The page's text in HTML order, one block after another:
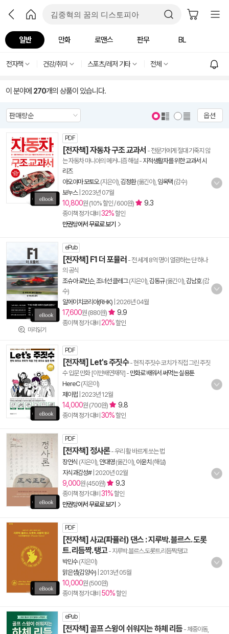
일반 만화 로맨스 판무 BL
전자책 건강/취미 스포츠/레저 기타 전체
이 분야에 270개의 상품이 있습니다.
옵션
PDF
[전자책] 자동차 구조 교과서 - 전문가에게 절대 기죽지 않
는 자동차 마니아의 메커니즘 해설- 지적생활자를 위한 교과서 시
리즈
아오야마 모토오(지은이), 김정환(옮긴이), 임옥택 (감수)
보누스| 2023년 07월
10,800원 (10% 할인 / 600원) 9.3
종이책 정가 대비 32%할인
만권당에서 무료로 보기
미리읽기
ePub
[전자책] F1 더 포뮬러 - 전 세계 8억 명이 열광하는 단 하나
의 공식
조슈아 로빈슨, 조너선 클레그(지은이), 김동규(옮긴이), 김남호(감
수)
알에이치코리아(RHK) 2026년 04월
17,600원 (880원) 9.9
종이책 정가 대비 20%할인
PDF
[전자책] Let's 주짓수- 현직 주짓수 코치가 직접 그린 주짓
수 입문 만화 [이만배연재작] - 만화로 배워서 써먹는 실용툰
HereC(지은이)
제이펍 2023년 12월
14,000원 (700원) 9.8
종이책 정가 대비 30%할인
PDF
[전자책] 정사론- 우리 활 바르게 쏘는 법
장언식 (지은이), 안대영(옮긴이), 이윤치 (해설)
지식과감성#| 2020년 02월
9,000원 (450원) 9.3
종이책 정가 대비 31%할인
만권당에서 무료로 보기
PDF
[전자책] 사교(파퓰러) 댄스 : 지루박. 블르스. 도롯
트. 리듬짝. 탱고- 지루박.블르스.도롯트.리듬짝.탱고
박민수(지은이)
맑은샘(김양수) 2013년 05월
10,000원 (500원)
종이책 정가 대비 50%할인
ePub
[전자책] 골프 스윙이 쉬워지는 하체 리듬 - 체중이동,